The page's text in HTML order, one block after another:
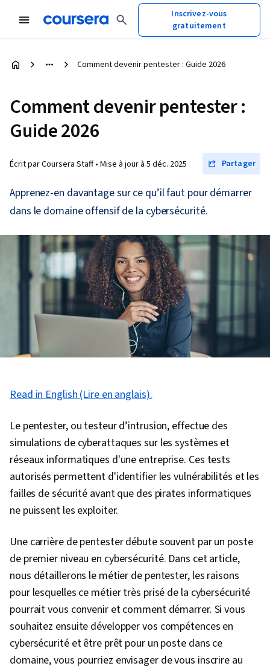
Inscrivez-vous
gratuitement
Comment devenir pentester : Guide 2026
Comment devenir pentester :
Guide 2026
Écrit par Coursera Staff • Mise à jour à 5 déc. 2025 Partager
Apprenez-en davantage sur ce qu’il faut pour démarrer
dans le domaine offensif de la cybersécurité.
Read in English (Lire en anglais).
Le pentester, ou testeur d’intrusion, effectue des
simulations de cyberattaques sur les systèmes et
réseaux informatiques d'une entreprise. Ces tests
autorisés permettent d'identifier les vulnérabilités et les
failles de sécurité avant que des pirates informatiques
ne puissent les exploiter.
Une carrière de pentester débute souvent par un poste
de premier niveau en cybersécurité. Dans cet article,
nous détaillerons le métier de pentester, les raisons
pour lesquelles ce métier très prisé de la cybersécurité
pourrait vous convenir et comment démarrer. Si vous
souhaitez ensuite développer vos compétences en
cybersécurité et être prêt pour un poste dans ce
domaine, vous pourriez envisager de vous inscrire au